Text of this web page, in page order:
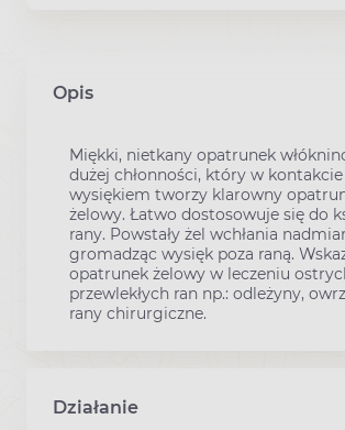
Opis
Miękki, nietkany opatrunek
dużej chłonności, który w kontakcie
wysiękiem tworzy klarowny
żelowy. Łatwo dostosowuje się do
rany. Powstały żel wchłania
gromadząc wysięk poza raną.
opatrunek żelowy w leczeniu
przewlekłych ran np.: odleżyny,
rany chirurgiczne.
Działanie